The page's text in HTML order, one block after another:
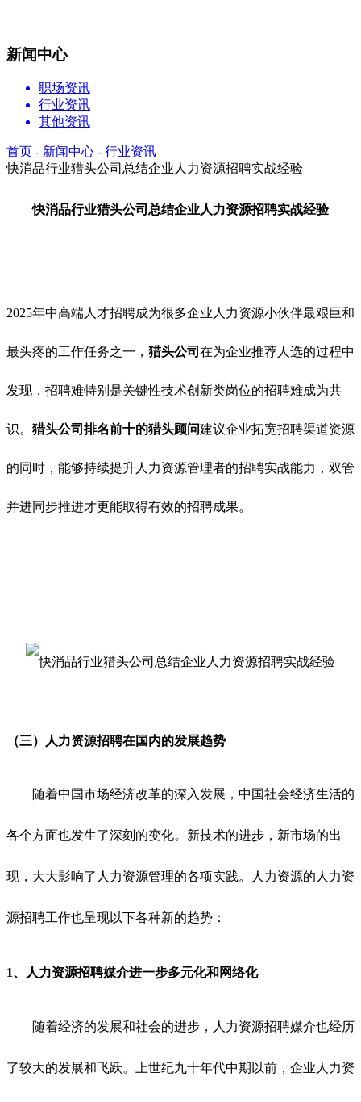
新闻中心
职场资讯
行业资讯
其他资讯
首页 - 新闻中心 - 行业资讯
快消品行业猎头公司总结企业人力资源招聘实战经验
快消品行业猎头公司总结企业人力资源招聘实战经验
2025年中高端人才招聘成为很多企业人力资源小伙伴最艰巨和
最头疼的工作任务之一， 猎头公司 在为企业推荐人选的过程中
发现，招聘难特别是关键性技术创新类岗位的招聘难成为共
识。 猎头公司排名前十的猎头顾问建议企业拓宽招聘渠道资源
的同时，能够持续提升人力资源管理者的招聘实战能力，双管
并进同步推进才更能取得有效的招聘成果。
（三） 人力资源招聘在国内的发展趋势
随着中国市场经济改革的深入发展，中国社会经济生活的
各个方面也发生了深刻的变化。新技术的进步，新市场的出
现，大大影响了人力资源管理的各项实践。人力资源的人力资
源招聘工作也呈现以下各种新的趋势：
1、 人力资源招聘媒介进一步多元化和网络化
随着经济的发展和社会的进步，人力资源招聘媒介也经历
了较大的发展和飞跃。上世纪九十年代中期以前，企业人力资